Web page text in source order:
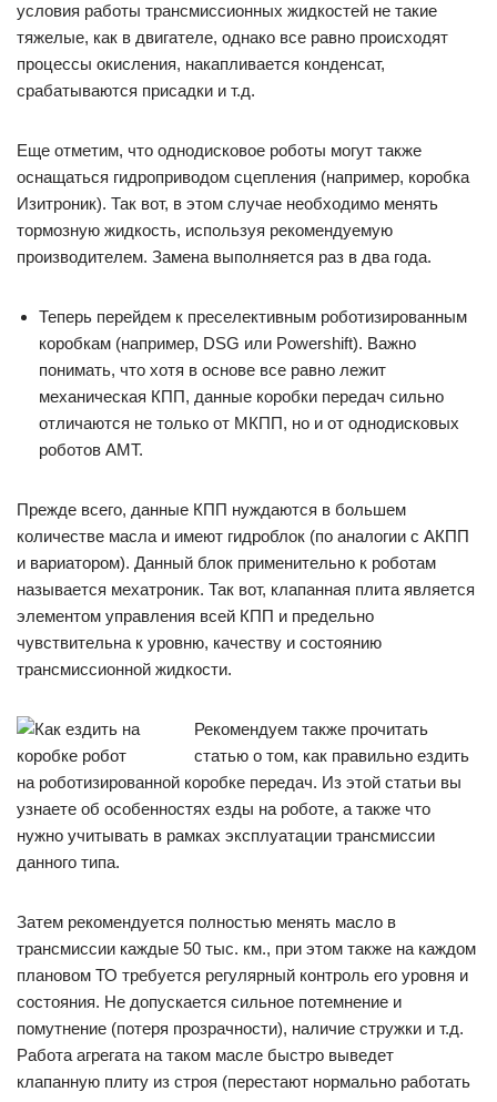
условия работы трансмиссионных жидкостей не такие
тяжелые, как в двигателе, однако все равно происходят
процессы окисления, накапливается конденсат,
срабатываются присадки и т.д.
Еще отметим, что однодисковое роботы могут также
оснащаться гидроприводом сцепления (например, коробка
Изитроник). Так вот, в этом случае необходимо менять
тормозную жидкость, используя рекомендуемую
производителем. Замена выполняется раз в два года.
Теперь перейдем к преселективным роботизированным
коробкам (например, DSG или Powershift). Важно
понимать, что хотя в основе все равно лежит
механическая КПП, данные коробки передач сильно
отличаются не только от МКПП, но и от однодисковых
роботов АМТ.
Прежде всего, данные КПП нуждаются в большем
количестве масла и имеют гидроблок (по аналогии с АКПП
и вариатором). Данный блок применительно к роботам
называется мехатроник. Так вот, клапанная плита является
элементом управления всей КПП и предельно
чувствительна к уровню, качеству и состоянию
трансмиссионной жидкости.
Рекомендуем также прочитать
статью о том, как правильно ездить
на роботизированной коробке передач. Из этой статьи вы
узнаете об особенностях езды на роботе, а также что
нужно учитывать в рамках эксплуатации трансмиссии
данного типа.
Затем рекомендуется полностью менять масло в
трансмиссии каждые 50 тыс. км., при этом также на каждом
плановом ТО требуется регулярный контроль его уровня и
состояния. Не допускается сильное потемнение и
помутнение (потеря прозрачности), наличие стружки и т.д.
Работа агрегата на таком масле быстро выведет
клапанную плиту из строя (перестают нормально работать